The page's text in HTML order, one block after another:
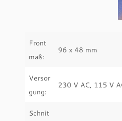
Front
maß:
96 x 48 mm
Versor
gung:
230 V AC, 115 V
Schnit